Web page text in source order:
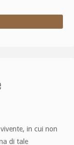
in cui non
di tale